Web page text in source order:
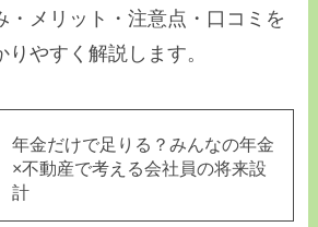
・メリット・注意点・口コミを
やすく解説します。
年金だけで足りる？みんなの年金
×不動産で考える会社員の将来設
計